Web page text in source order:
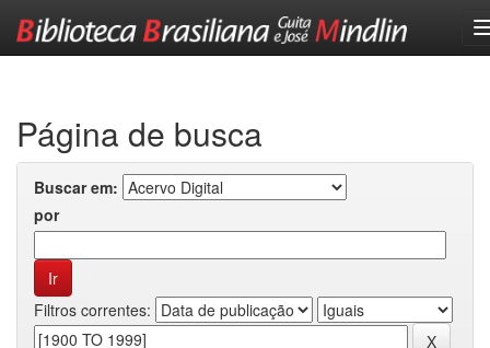
Página de busca
Buscar em:
por
Filtros correntes: